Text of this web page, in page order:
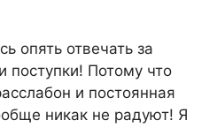
опять отвечать за
поступки! Потому что
и постоянная
никак не радуют! Я